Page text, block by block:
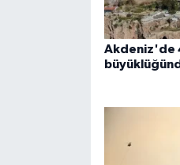
Akdeniz'de